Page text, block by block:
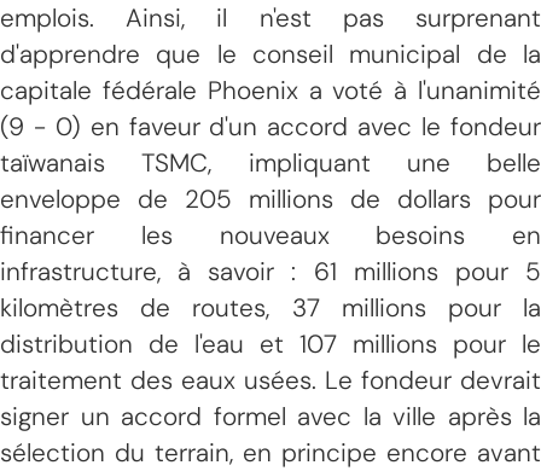
emplois. Ainsi, il n'est pas surprenant
d'apprendre que le conseil municipal de la
capitale fédérale Phoenix a voté à l'unanimité
(9 - 0) en faveur d'un accord avec le fondeur
taïwanais TSMC, impliquant une belle
enveloppe de 205 millions de dollars pour
financer les nouveaux besoins en
infrastructure, à savoir : 61 millions pour 5
kilomètres de routes, 37 millions pour la
distribution de l'eau et 107 millions pour le
traitement des eaux usées. Le fondeur devrait
signer un accord formel avec la ville après la
sélection du terrain, en principe encore avant